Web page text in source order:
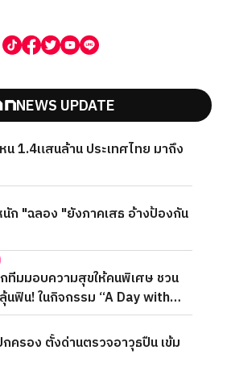
NEWS UPDATE
1.4แสนล้าน ประเทศไทย มาถึง
ก "ฉลอง "ยังภาคเสธ อ้างป้องกัน
มมอบความสุขให้คนพิเศษ ชวน
ฟิน! ในกิจกรรม “A Day with
Fan Meet”
ครอง ตั้งด่านตรวจอาวุธปืน เข้ม